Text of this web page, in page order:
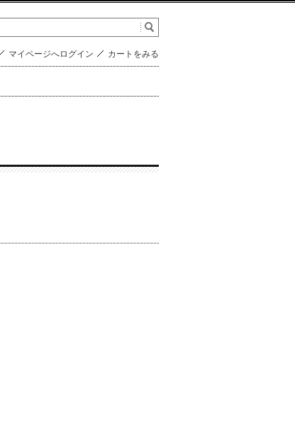
マイページへログイン カートをみる